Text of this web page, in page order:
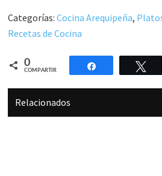
Categorías:Cocina Arequipeña,
Recetas de Cocina
0
COMPARTIR
Compartir
Relacionados